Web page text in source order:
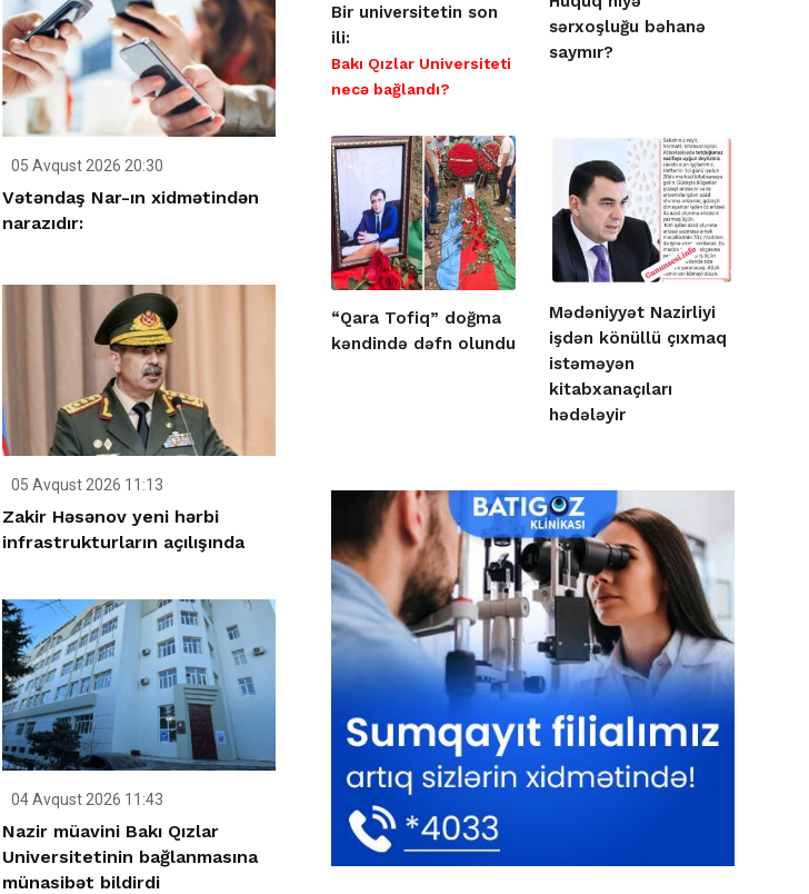
05 Avqust 2026 20:30
Vətəndaş Nar-ın xidmətindən
narazıdır:
05 Avqust 2026 11:13
Zakir Həsənov yeni hərbi
infrastrukturların açılışında
04 Avqust 2026 11:43
Nazir müavini Bakı Qızlar
Universitetinin bağlanmasına
münasibət bildirdi
Bir universitetin son
ili:
Bakı Qızlar Universiteti
necə bağlandı?
sərxoşluğu bəhanə
saymır?
“Qara Tofiq” doğma
kəndində dəfn olundu
Mədəniyyət Nazirliyi
işdən könüllü çıxmaq
istəməyən
kitabxanaçıları
hədələyir